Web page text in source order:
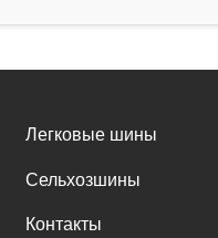
Легковые шины
Сельхозшины
Контакты